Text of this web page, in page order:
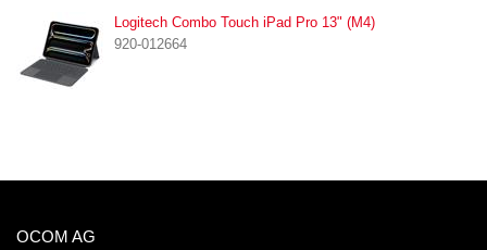
Logitech Combo Touch iPad Pro 13" (M4)
920-012664
OCOM AG